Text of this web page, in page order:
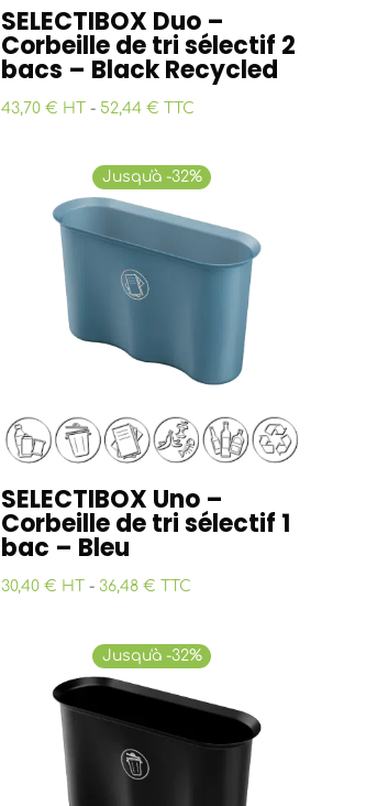
SELECTIBOX Duo –
Corbeille de tri sélectif 2
bacs – Black Recycled
43,70 € HT - 52,44 € TTC
Jusqu'à -32%
SELECTIBOX Uno –
Corbeille de tri sélectif 1
bac – Bleu
30,40 € HT - 36,48 € TTC
Jusqu'à -32%